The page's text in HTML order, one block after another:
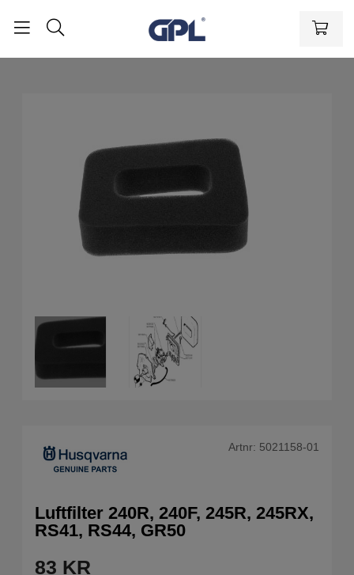
Artnr: 5021158-01
Luftfilter 240R, 240F, 245R, 245RX,
RS41, RS44, GR50
83 KR